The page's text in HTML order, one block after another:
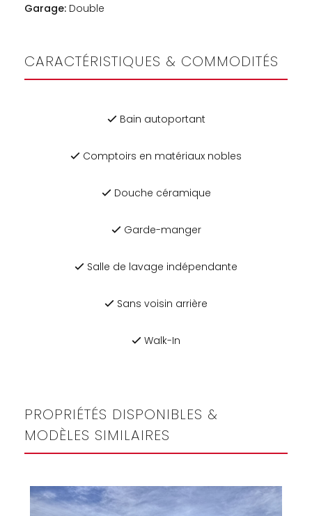
Garage: Double
CARACTÉRISTIQUES & COMMODITÉS
Bain autoportant
Comptoirs en matériaux nobles
Douche céramique
Garde-manger
Salle de lavage indépendante
Sans voisin arrière
Walk-In
PROPRIÉTÉS DISPONIBLES &
MODÈLES SIMILAIRES